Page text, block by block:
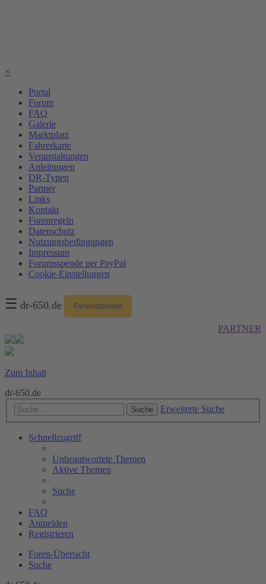
×
Portal
Forum
FAQ
Galerie
Marktplatz
Fahrerkarte
Veranstaltungen
Anleitungen
DR-Typen
Partner
Links
Kontakt
Forenregeln
Datenschutz
Nutzungsbedingungen
Impressum
Forumsspende per PayPal
Cookie-Einstellungen
☰ dr-650.de Forumsspende
PARTNER
Zum Inhalt
dr-650.de
Suche Erweiterte Suche
Schnellzugriff
Unbeantwortete Themen
Aktive Themen
Suche
FAQ
Anmelden
Registrieren
Foren-Übersicht
Suche